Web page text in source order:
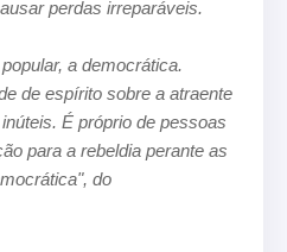
perdas irreparáveis.
a democrática.
de espírito sobre a atraente
inúteis. É próprio de pessoas
para a rebeldia perante as
do